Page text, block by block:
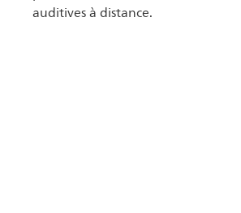
auditives à distance.